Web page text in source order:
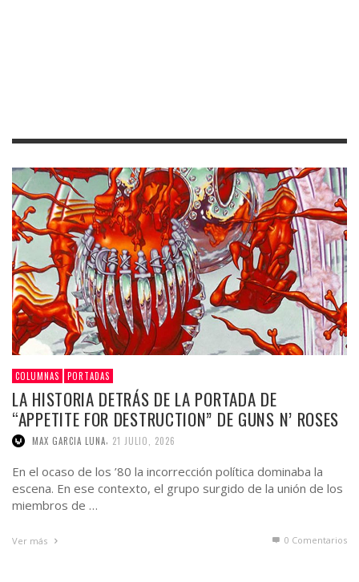
COLUMNAS PORTADAS
LA HISTORIA DETRÁS DE LA PORTADA DE
“APPETITE FOR DESTRUCTION” DE GUNS N’ ROSES
MAX GARCIA LUNA 21 JULIO, 2026
En el ocaso de los ’80 la incorrección política dominaba la
escena. En ese contexto, el grupo surgido de la unión de los
miembros de …
Ver más 0 Comentarios